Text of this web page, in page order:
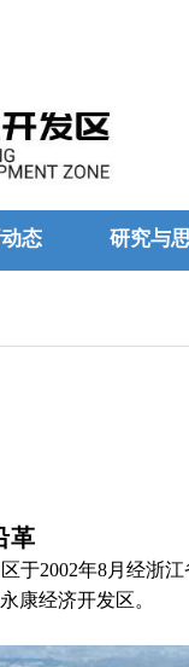
态 研究与
革
于2002年8月经浙
康经济开发区。